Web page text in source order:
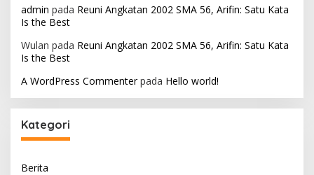
admin pada Reuni Angkatan 2002 SMA 56, Arifin: Satu Kata
Is the Best
Wulan pada Reuni Angkatan 2002 SMA 56, Arifin: Satu Kata
Is the Best
A WordPress Commenterpada Hello world!
Kategori
Berita